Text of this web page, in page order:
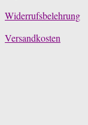
Widerrufsbelehrung
Versandkosten